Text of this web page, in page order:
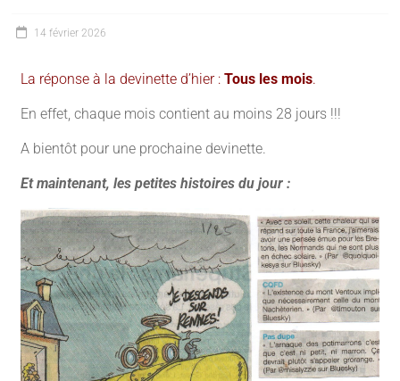
14 février 2026
La réponse à la devinette d’hier :Tous les mois.
En effet, chaque mois contient au moins 28 jours !!!
A bientôt pour une prochaine devinette.
Et maintenant, les petites histoires du jour :